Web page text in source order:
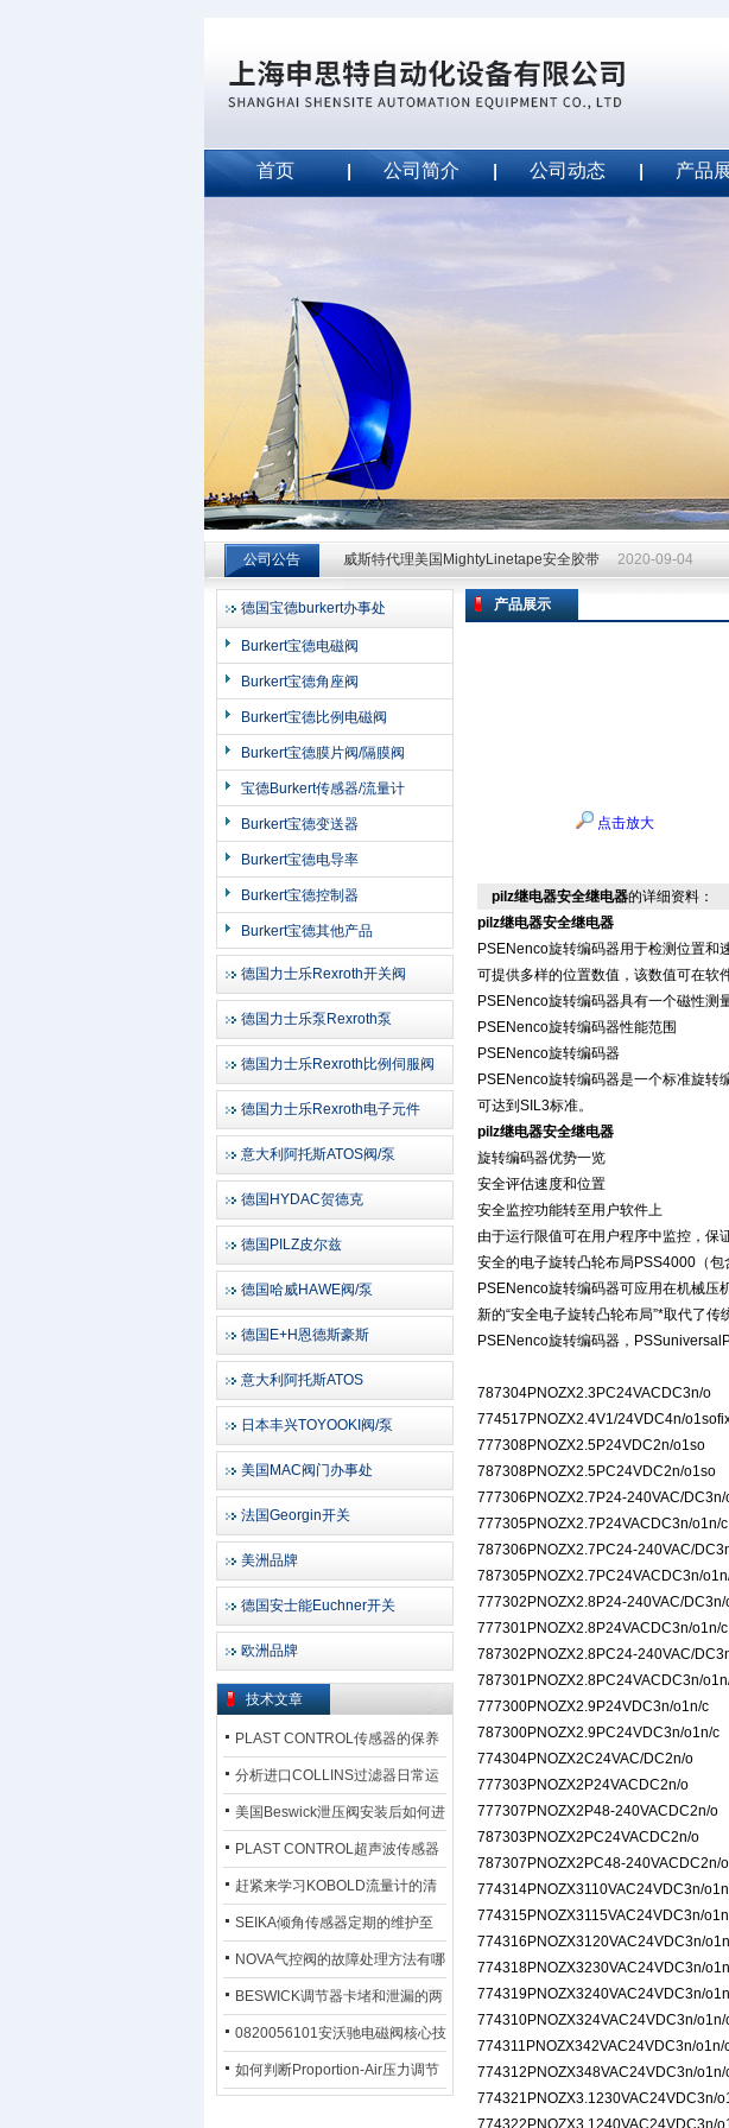
上海申思特自动化设备有限公司
首页 公司简介 公司动态 产品
公司公告
威斯特代理美国MightyLinetape安全胶带 2020-09-04
威斯特代理美国MightyLinetape安全胶带 2020-09-04
威斯特代理美国MightyLinetape安全胶带
德国宝德burkert办事处
Burkert宝德电磁阀
Burkert宝德角座阀
Burkert宝德比例电磁阀
Burkert宝德膜片阀/隔膜阀
宝德Burkert传感器/流量计
Burkert宝德变送器
Burkert宝德电导率
Burkert宝德控制器
Burkert宝德其他产品
德国力士乐Rexroth开关阀
德国力士乐泵Rexroth泵
德国力士乐Rexroth比例伺服阀
德国力士乐Rexroth电子元件
意大利阿托斯ATOS阀/泵
德国HYDAC贺德克
德国PILZ皮尔兹
德国哈威HAWE阀/泵
德国E+H恩德斯豪斯
意大利阿托斯ATOS
日本丰兴TOYOOKI阀/泵
美国MAC阀门办事处
法国Georgin开关
美洲品牌
德国安士能Euchner开关
欧洲品牌
技术文章
PLAST CONTROL传感器的保养
方法
分析进口COLLINS过滤器日常运
行排污步骤
美国Beswick泄压阀安装后如何进
行调试?
PLAST CONTROL超声波传感器
工作原理了解吗？
赶紧来学习KOBOLD流量计的清
洗流程吧
SEIKA倾角传感器定期的维护至
关重要
NOVA气控阀的故障处理方法有哪
些？
BESWICK调节器卡堵和泄漏的两
大问题解决措施
0820056101安沃驰电磁阀核心技
术参数
如何判断Proportion-Air压力调节
产品展示
点击放大
pilz继电器安全继电器的详细资料：
pilz继电器安全继电器
PSENenco旋转编码器用于检测位置和
可提供多样的位置数值，该数值可在软
PSENenco旋转编码器具有一个磁性测
PSENenco旋转编码器性能范围
PSENenco旋转编码器
PSENenco旋转编码器是一个标准旋转
可达到SIL3标准。
pilz继电器安全继电器
旋转编码器优势一览
安全评估速度和位置
安全监控功能转至用户软件上
由于运行限值可在用户程序中监控，保
安全的电子旋转凸轮布局PSS4000（包
PSENenco旋转编码器可应用在机械压
新的“安全电子旋转凸轮布局”*取代了传
PSENenco旋转编码器，
787304PNOZX2.3PC24VACDC3n/o
774517PNOZX2.4V1/24VDC4n/
777308PNOZX2.5P24VDC2n/o1so
787308PNOZX2.5PC24VDC2n/o1so
777306PNOZX2.7P24-240VAC/DC3n/
777305PNOZX2.7P24VACDC3n/o1n/c
787306PNOZX2.7PC24-240VAC/
787305PNOZX2.7PC24VACDC3n/
777302PNOZX2.8P24-240VAC/DC3n/
777301PNOZX2.8P24VACDC3n/o1n/c
787302PNOZX2.8PC24-240VAC/
787301PNOZX2.8PC24VACDC3n/
777300PNOZX2.9P24VDC3n/o1n/c
787300PNOZX2.9PC24VDC3n/o1n/c
774304PNOZX2C24VAC/DC2n/o
777303PNOZX2P24VACDC2n/o
777307PNOZX2P48-240VACDC2n/o
787303PNOZX2PC24VACDC2n/o
787307PNOZX2PC48-240VACDC2n/o
774314PNOZX3110VAC24VDC3n/
774315PNOZX3115VAC24VDC3n/
774316PNOZX3120VAC24VDC3n/
774318PNOZX3230VAC24VDC3n/
774319PNOZX3240VAC24VDC3n/
774310PNOZX324VAC24VDC3n/o1n/
774311PNOZX342VAC24VDC3n/o1n/
774312PNOZX348VAC24VDC3n/o1n/
774321PNOZX3.1230VAC24VDC3n/
774322PNOZX3.1240VAC24VDC3n/